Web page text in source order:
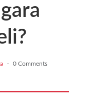
· 0 Comments